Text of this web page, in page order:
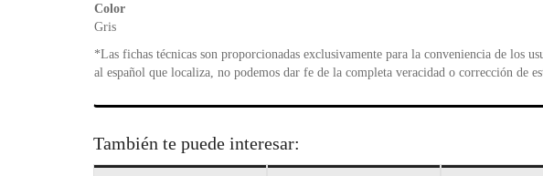
Color
Gris
*Las fichas técnicas son proporcionadas exclusivamente para la conveniencia de los
al español que localiza, no podemos dar fe de la completa veracidad o corrección de
También te puede interesar: